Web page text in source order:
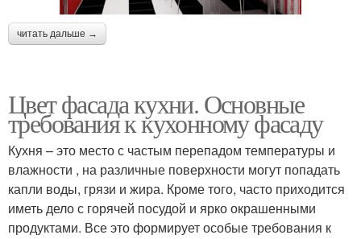
читать дальше →
Цвет фасада кухни. Основные
требования к кухонному фасаду
Кухня – это место с частым перепадом температуры и
влажности , на различные поверхности могут попадать
капли воды, грязи и жира. Кроме того, часто приходится
иметь дело с горячей посудой и ярко окрашенными
продуктами. Все это формирует особые требования к